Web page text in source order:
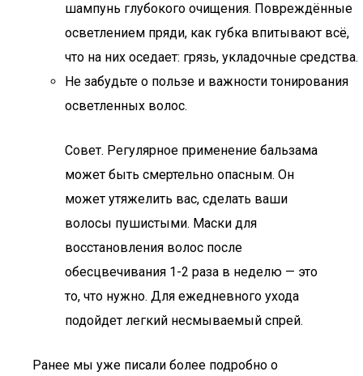
шампунь глубокого очищения. Повреждённые
осветлением пряди, как губка впитывают всё,
что на них оседает: грязь, укладочные средства.
Не забудьте о пользе и важности тонирования
осветленных волос.
Совет. Регулярное применение бальзама
может быть смертельно опасным. Он
может утяжелить вас, сделать ваши
волосы пушистыми. Маски для
восстановления волос после
обесцвечивания 1-2 раза в неделю — это
то, что нужно. Для ежедневного ухода
подойдет легкий несмываемый спрей.
Ранее мы уже писали более подробно о